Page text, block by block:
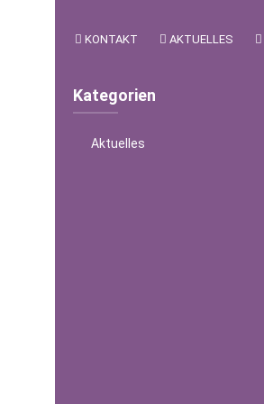
KONTAKT AKTUELLES
Kategorien
Aktuelles